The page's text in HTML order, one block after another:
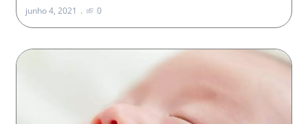
junho 4, 2021 0